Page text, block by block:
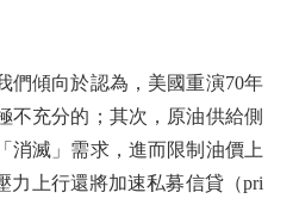
傾向於認為，美國重演70年
不充分的；其次，原油供給側
消滅」需求，進而限制油價上
力上行還將加速私募信貸（pri